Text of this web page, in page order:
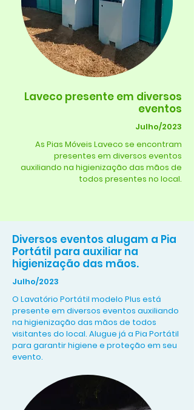
Laveco presente em diversos
eventos
Julho/2023
As Pias Móveis Laveco se encontram
presentes em diversos eventos
auxiliando na higienização das mãos de
todos presentes no local.
Diversos eventos alugam a Pia
Portátil para auxiliar na
higienização das mãos.
Julho/2023
O Lavatório Portátil modelo Plus está
presente em diversos eventos auxiliando
na higienização das mãos de todos
visitantes do local. Alugue já a Pia Portátil
para garantir higiene e proteção em seu
evento.